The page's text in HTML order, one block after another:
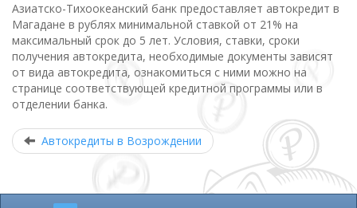
Азиатско-Тихоокеанский банк предоставляет автокредит в
Магадане в рублях минимальной ставкой от 21% на
максимальный срок до 5 лет. Условия, ставки, сроки
получения автокредита, необходимые документы зависят
от вида автокредита, ознакомиться с ними можно на
странице соответствующей кредитной программы или в
отделении банка.
Автокредиты в Возрождении